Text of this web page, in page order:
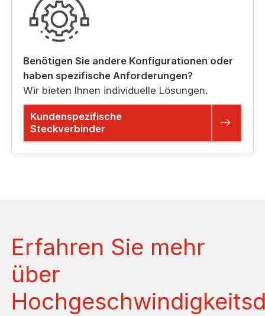
Benötigen Sie andere Konfigurationen oder
haben spezifische Anforderungen?
Wir bieten Ihnen individuelle Lösungen.
Kundenspezifische
Steckverbinder
Erfahren Sie mehr
über